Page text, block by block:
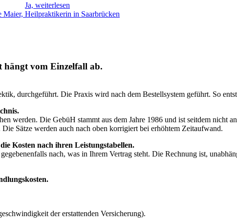
Ja, weiterlesen
hängt vom Einzelfall ab.
durchgeführt. Die Praxis wird nach dem Bestellsystem geführt. So
werden. Die GebüH stammt aus dem Jahre 1986 und ist seitdem nicht
Sätze werden auch nach oben korrigiert bei erhöhtem Zeitaufwand.
Kosten nach ihren Leistungstabellen.
nach, was in Ihrem Vertrag steht. Die Rechnung ist,
der erstattenden Versicherung).